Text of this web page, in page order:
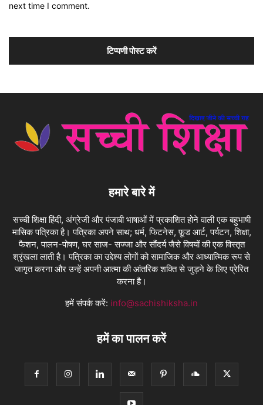
next time I comment.
हमारे बारे में
सच्ची शिक्षा हिंदी, अंग्रेजी और पंजाबी भाषाओं में प्रकाशित होने वाली एक बहुभाषी
मासिक पत्रिका है। पत्रिका अपने साथ; धर्म, फिटनेस, फ़ूड आर्ट, पर्यटन, शिक्षा,
फैशन, पालन-पोषण, घर साज- सज्जा और सौंदर्य जैसे विषयों की एक विस्तृत
श्रृंखला लाती है। पत्रिका का उद्देश्य लोगों को सामाजिक और आध्यात्मिक रूप से
जागृत करना और उन्हें अपनी आत्मा की आंतरिक शक्ति से जुड़ने के लिए प्रेरित
करना है।
हमें संपर्क करें: info@sachishiksha.in
हमें का पालन करें